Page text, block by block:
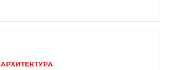
АРХИТЕКТУРА